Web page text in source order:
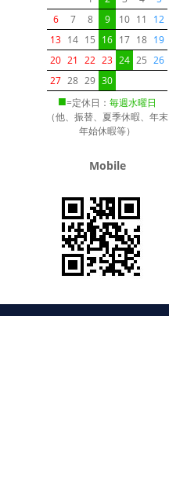
6
7 8 9 10 11
12
13 14 15 16 17 18 19
20 21 22 23 24 25 26
27 28 29 30
■=定休日： 毎週水曜日
（他、振替、夏季休暇、年末
年始休暇等）
Mobile